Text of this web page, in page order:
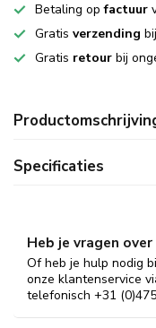
Betaling opfactuur
Gratis verzending
Gratis retour bij
Specificaties
Heb je vragen
Of heb je hulp nodig
onze klantenservice
telefonisch +31